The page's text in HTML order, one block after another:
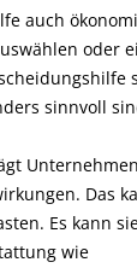
auch
oder
sinnvoll
Das
Es kann
wie